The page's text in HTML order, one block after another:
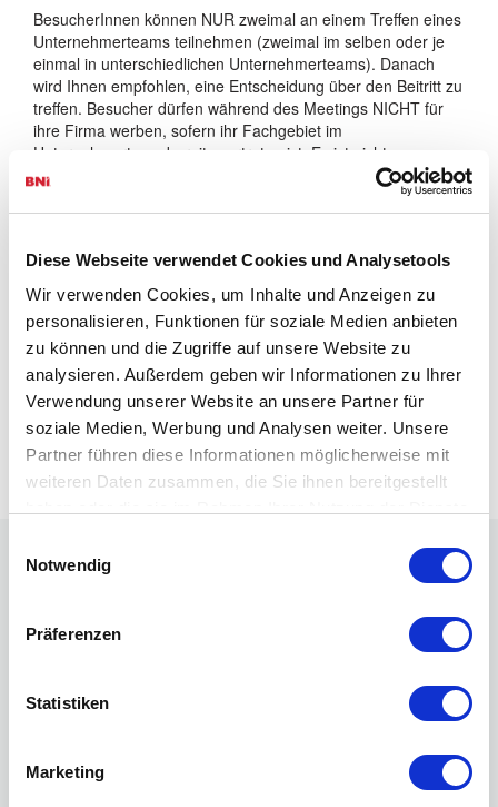
Diese Webseite verwendet Cookies und Analysetools
Wir verwenden Cookies, um Inhalte und Anzeigen zu
personalisieren, Funktionen für soziale Medien anbieten
zu können und die Zugriffe auf unsere Website zu
analysieren. Außerdem geben wir Informationen zu Ihrer
Verwendung unserer Website an unsere Partner für
soziale Medien, Werbung und Analysen weiter. Unsere
Partner führen diese Informationen möglicherweise mit
weiteren Daten zusammen, die Sie ihnen bereitgestellt
Notwendig
Präferenzen
Statistiken
Marketing
BesucherInnen können NUR zweimal an einem Treffen eines
Unternehmerteams teilnehmen (zweimal im selben oder je
einmal in unterschiedlichen Unternehmerteams). Danach
wird Ihnen empfohlen, eine Entscheidung über den Beitritt zu
treffen. Besucher dürfen während des Meetings NICHT für
ihre Firma werben, sofern ihr Fachgebiet im
Unternehmerteam bereits vertreten ist. Es ist nicht
notwendig, eine Einladung zum Besuch eines
Unternehmerteams zu erhalten. Es wird jedoch empfohlen,
vor dem Besuch Kontakt mit der Direktorin resp. dem
Erweiterte Suche
Impressum